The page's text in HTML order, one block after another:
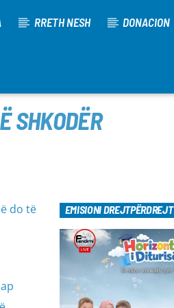
RRETH NESH DONACION
SHKODËR
do të
EMISIONI DREJTPËRDREJT